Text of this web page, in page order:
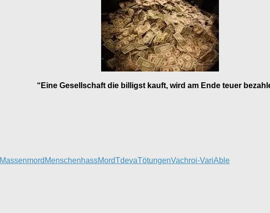
“Eine Gesellschaft die billigst kauft, wird am Ende teuer
Massenmord MenschenhassMordTdevaTötungenVachroi-VariAble